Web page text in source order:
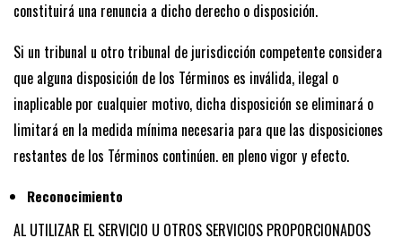
constituirá una renuncia a dicho derecho o disposición.
Si un tribunal u otro tribunal de jurisdicción competente considera
que alguna disposición de los Términos es inválida, ilegal o
inaplicable por cualquier motivo, dicha disposición se eliminará o
limitará en la medida mínima necesaria para que las disposiciones
restantes de los Términos continúen. en pleno vigor y efecto.
Reconocimiento
AL UTILIZAR EL SERVICIO U OTROS SERVICIOS PROPORCIONADOS